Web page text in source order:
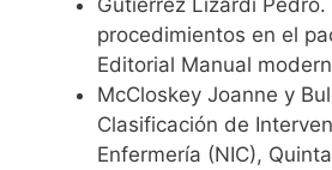
procedimientos en el
Editorial Manual
McCloskey Joanne y
Clasificación de
Enfermería (NIC),